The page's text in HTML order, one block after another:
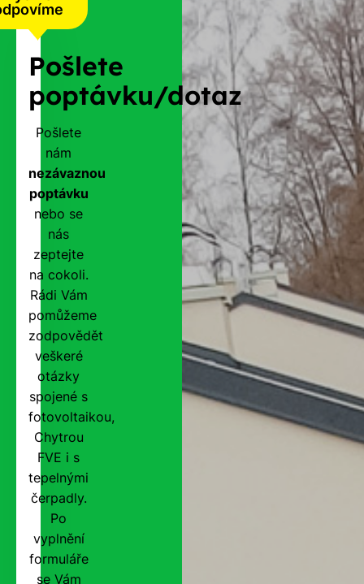
Pošlete
poptávku/dotaz
Pošlete
nám
nezávaznou
poptávku
nebo se
nás
zeptejte
na cokoli.
Rádi Vám
pomůžeme
zodpovědět
veškeré
otázky
spojené s
fotovoltaikou,
Chytrou
FVE i s
tepelnými
čerpadly.
Po
vyplnění
formuláře
se Vám